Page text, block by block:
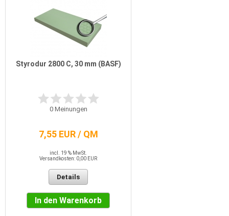
Styrodur 2800 C, 30 mm (BASF)
0Meinungen
7,55 EUR / QM
incl. 19 % MwSt.
Versandkosten: 0,00 EUR
Details
In den Warenkorb